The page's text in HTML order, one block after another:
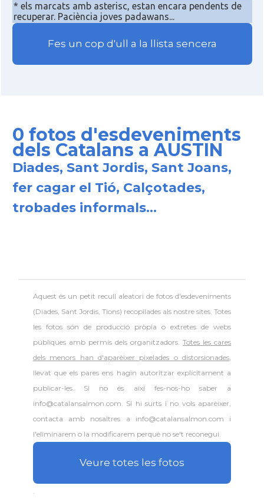
* els marcats amb asterisc, estan encara pendents de
recuperar. Paciència joves padawans...
Fes un cop d'ull a la llista sencera
0 fotos d'esdeveniments
dels Catalans a AUSTIN
Diades, Sant Jordis, Sant Joans,
fer cagar el Tió, Calçotades,
trobades informals...
Aquest és un petit recull aleatori defotos d'esdeveniments
(Diades, Sant Jordis, Tions) recopilades als nostre sites. Totes
les fotos són de producció pròpia o extretes de webs
públiques amb permís dels organitzadors.Totes les cares
dels menors han d'aparèixer pixelades o distorsionades,
llevat que els pares ens hagin autoritzar explícitament a
publicar-les. Si no és així fes-nos-ho saber a
info@catalansalmon.com. Si hi surts i no vols aparèixer,
contacta amb nosaltres a info@catalansalmon.com i
l'eliminarem o la modificarem perquè no se't reconegui.
Veure totes les fotos